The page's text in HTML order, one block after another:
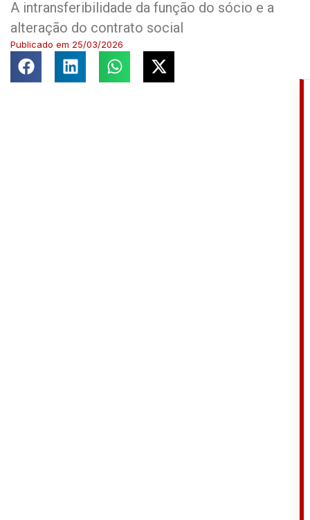
A intransferibilidade da função do sócio e a
alteração do contrato social
Publicado em 25/03/2026